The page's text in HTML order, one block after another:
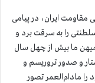
ایران، در پیامی
را به سرقت برد و
ما بیش از چهل سال
و صدور تروریسم و
مادام‌العمر تصور